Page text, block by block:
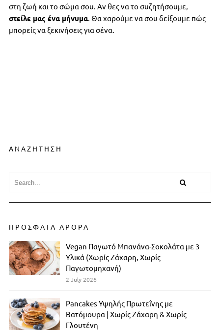
στη ζωή και το σώμα σου. Αν θες να το συζητήσουμε,
στείλε μας ένα μήνυμα. Θα χαρούμε να σου δείξουμε πώς
μπορείς να ξεκινήσεις για σένα.
ΑΝΑΖΗΤΗΣΗ
ΠΡΟΣΦΑΤΑ ΑΡΘΡΑ
Vegan Παγωτό Μπανάνα-Σοκολάτα με 3
Υλικά (Χωρίς Ζάχαρη, Χωρίς
Παγωτομηχανή)
2 July 2026
Pancakes Υψηλής Πρωτεΐνης με
Βατόμουρα | Χωρίς Ζάχαρη & Χωρίς
Γλουτένη